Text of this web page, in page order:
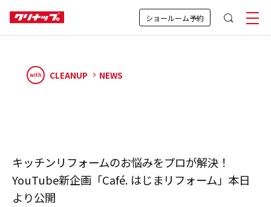
ショールーム予約
with CLEANUP NEWS
キッチンリフォームのお悩みをプロが解決！
YouTube新企画「Café. はじまリフォーム」本日
より公開